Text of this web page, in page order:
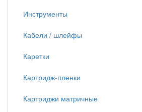
Инструменты
Кабели / шлейфы
Каретки
Картридж-пленки
Картриджи матричные